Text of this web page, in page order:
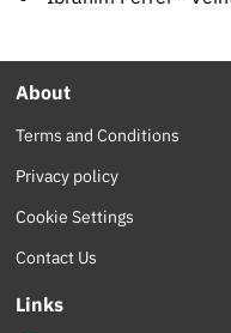
About
Terms and Conditions
Privacy policy
Cookie Settings
Contact Us
Links